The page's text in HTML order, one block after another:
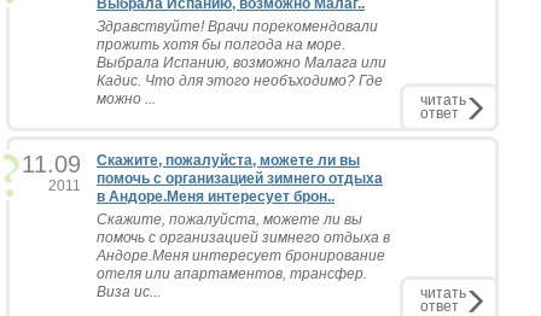
Выбрала Испанию, возможно Малаг..
Здравствуйте! Врачи порекомендовали
прожить хотя бы полгода на море.
Выбрала Испанию, возможно Малага или
Кадис. Что для этого необъходимо? Где
можно ...
читать
ответ
11.09
2011
Скажите, пожалуйста, можете ли вы
помочь с организацией зимнего отдыха
в Андоре.Меня интересует брон..
Скажите, пожалуйста, можете ли вы
помочь с организацией зимнего отдыха в
Андоре.Меня интересует бронирование
отеля или апартаментов, трансфер.
Виза ис...
читать
ответ